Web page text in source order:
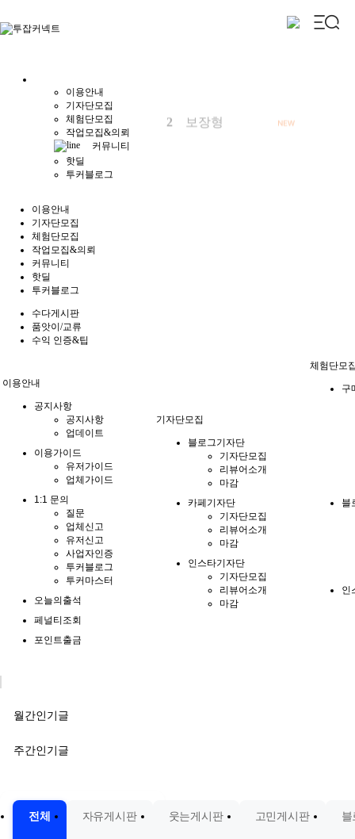
이용안내
기자단모집
체험단모집
작업모집&의뢰
커뮤니티
핫딜
투커블로그
3 공감
이용안내
기자단모집
체험단모집
작업모집&의뢰
커뮤니티
핫딜
투커블로그
수다게시판
품앗이/교류
수익 인증&팁
이용안내
공지사항
공지사항
업데이트
이용가이드
유저가이드
업체가이드
1:1 문의
질문
업체신고
유저신고
사업자인증
투커블로그
투커마스터
오늘의출석
페널티조회
포인트출금
기자단모집
블로그기자단
기자단모집
리뷰어소개
마감
카페기자단
기자단모집
리뷰어소개
마감
인스타기자단
기자단모집
리뷰어소개
마감
체험단모
구
블
인
월간인기글
주간인기글
전체 자유게시판 웃는게시판 고민게시판 블